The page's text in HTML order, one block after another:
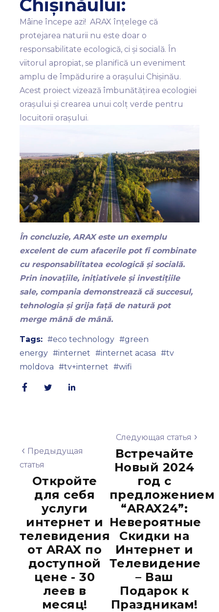
Chișinăului:
Mâine începe azi! ARAX înțelege că
protejarea naturii nu este doar o
responsabilitate ecologică, ci și socială. În
viitorul apropiat, se planifică un eveniment
amplu de împădurire a orașului Chișinău.
Acest proiect vizează îmbunătățirea ecologiei
orașului și crearea unui colț verde pentru
locuitorii orașului.
În concluzie, ARAX este un exemplu
excelent de cum afacerile pot fi combinate
cu responsabilitatea ecologică și socială.
Prin inovațiile, inițiativele și investițiile
sale, compania demonstrează că succesul,
tehnologia și grija față de natură pot
merge mână de mână.
Tags: eco technology
green
energy
internet internet acasa
tv
moldova
tv+internet wifi
Предыдущая
статья
Откройте
для себя
услуги
интернет и
телевидения
от ARAX по
доступной
цене - 30
леев в
месяц!
Следующая статья
Встречайте
Новый 2024
год с
предложением
“ARAX24”:
Невероятные
Скидки на
Интернет и
Телевидение
– Ваш
Подарок к
Праздникам!